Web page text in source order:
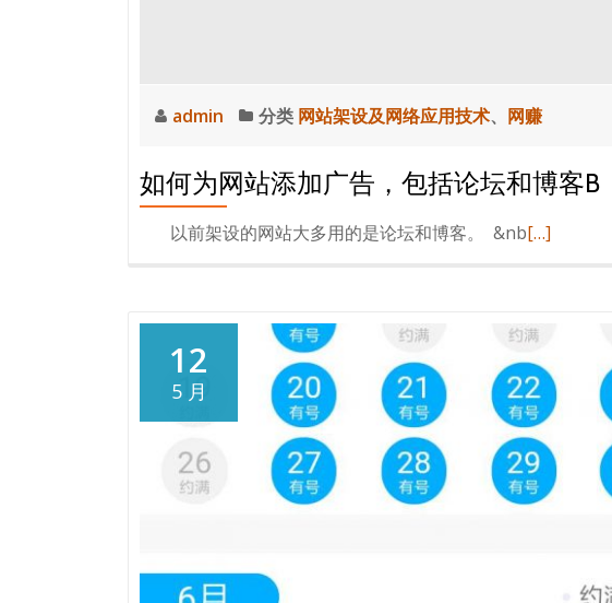
admin 分类 网站架设及网络应用技术、 网赚
如何为网站添加广告，包括论坛和博客B
以前架设的网站大多用的是论坛和博客。 &nb阅
如
何
为
网
站
添
[…]
12
5 月